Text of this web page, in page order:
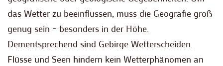
das Wetter zu beeinflussen, muss die Geografie groß
genug sein – besonders in der Höhe.
Dementsprechend sind Gebirge Wetterscheiden.
Flüsse und Seen hindern kein Wetterphänomen an